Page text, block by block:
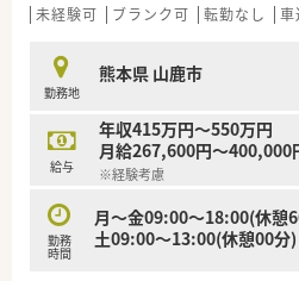
ために正社員を募集しています。
■調剤薬局のご経験がない方で
【法人特徴について】
■熊本県山鹿市にて地域の方々
50年目を迎える大変歴史の長い
■今月より元代表の娘様へ経営
とでより働きやすい環境づくり
■代表自身も薬剤師として日々
未経験可 ブランク可 転勤なし 車
勤務地
熊本県 山鹿市
給与
年収415万円～550万円
月給267,600円～400,000
※経験考慮
勤務
時間
月～金09:00～18:00(休憩
土09:00～13:00(休憩00分)